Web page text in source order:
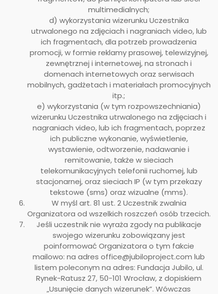
multimedialnych;
d) wykorzystania wizerunku Uczestnika
utrwalonego na zdjęciach i nagraniach video, lub
ich fragmentach, dla potrzeb prowadzenia
promocji, w formie reklamy prasowej, telewizyjnej,
zewnętrznej i internetowej, na stronach i
domenach internetowych oraz serwisach
mobilnych, gadżetach i materiałach promocyjnych
itp.;
e) wykorzystania (w tym rozpowszechniania)
wizerunku Uczestnika utrwalonego na zdjęciach i
nagraniach video, lub ich fragmentach, poprzez
ich publiczne wykonanie, wyświetlenie,
wystawienie, odtworzenie, nadawanie i
remitowanie, także w sieciach
telekomunikacyjnych telefonii ruchomej, lub
stacjonarnej, oraz sieciach IP (w tym przekazy
tekstowe (sms) oraz wizualne (mms).
W myśl art. 81 ust. 2 Uczestnik zwalnia
Organizatora od wszelkich roszczeń osób trzecich.
Jeśli uczestnik nie wyraża zgody na publikacje
swojego wizerunku zobowiązany jest
poinformować Organizatora o tym fakcie
mailowo: na adres office@jubiloproject.com lub
listem poleconym na adres: Fundacja Jubilo, ul.
Rynek-Ratusz 27, 50-101 Wrocław, z dopiskiem
„Usunięcie danych wizerunek”. Wówczas